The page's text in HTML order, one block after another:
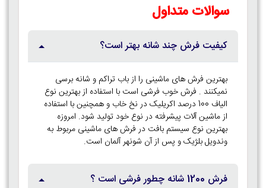
سوالات متداول
کیفیت فرش چند شانه بهتر است؟
بهترین فرش های ماشینی را از باب تراکم و شانه برسی
نمیکنند . فرش خوب فرشی است با استفاده از بهترین نوع
الیاف 100 درصد اکریلیک در نخ خاب و همچنین با استفاده
از ماشین آلات پیشرفته در نوع خود تولید شود. امروزه
بهترین نوع سیستم بافت در فرش های ماشینی مربوط به
وندویل بلژیک و پس از آن شونهر آلمان است.
فرش 1200 شانه چطور فرشی است ؟